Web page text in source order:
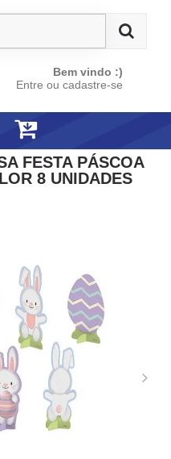
Bem vindo :)
Entre ou cadastre-se
FESTA PÁSCOA
8 UNIDADES